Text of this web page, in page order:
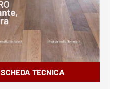
TECNICA